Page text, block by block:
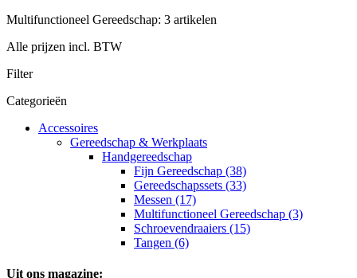
Multifunctioneel Gereedschap: 3 artikelen
Alle prijzen incl. BTW
Filter
Categorieën
Accessoires
Gereedschap & Werkplaats
Handgereedschap
Fijn Gereedschap (38)
Gereedschapssets (33)
Messen (17)
Multifunctioneel Gereedschap (3)
Schroevendraaiers (15)
Tangen (6)
Uit ons magazine: